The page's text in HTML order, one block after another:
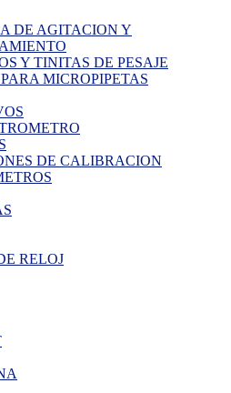
DE AGITACION Y
Y TINITAS DE PESAJE
MICROPIPETAS
DE CALIBRACION
RELOJ